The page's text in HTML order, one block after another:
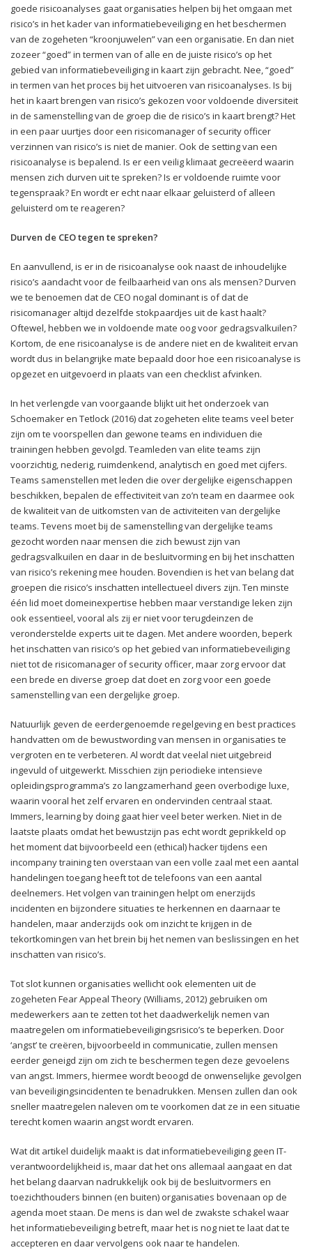
goede risicoanalyses gaat organisaties helpen bij het omgaan met
risico’s in het kader van informatiebeveiliging en het beschermen
van de zogeheten “kroonjuwelen” van een organisatie. En dan niet
zozeer “goed” in termen van of alle en de juiste risico’s op het
gebied van informatiebeveiliging in kaart zijn gebracht. Nee, “goed”
in termen van het proces bij het uitvoeren van risicoanalyses. Is bij
het in kaart brengen van risico’s gekozen voor voldoende diversiteit
in de samenstelling van de groep die de risico’s in kaart brengt? Het
in een paar uurtjes door een risicomanager of security officer
verzinnen van risico’s is niet de manier. Ook de setting van een
risicoanalyse is bepalend. Is er een veilig klimaat gecreëerd waarin
mensen zich durven uit te spreken? Is er voldoende ruimte voor
tegenspraak? En wordt er echt naar elkaar geluisterd of alleen
geluisterd om te reageren?
Durven de CEO tegen te spreken?
En aanvullend, is er in de risicoanalyse ook naast de inhoudelijke
risico’s aandacht voor de feilbaarheid van ons als mensen? Durven
we te benoemen dat de CEO nogal dominant is of dat de
risicomanager altijd dezelfde stokpaardjes uit de kast haalt?
Oftewel, hebben we in voldoende mate oog voor gedragsvalkuilen?
Kortom, de ene risicoanalyse is de andere niet en de kwaliteit ervan
wordt dus in belangrijke mate bepaald door hoe een risicoanalyse is
opgezet en uitgevoerd in plaats van een checklist afvinken.
In het verlengde van voorgaande blijkt uit het onderzoek van
Schoemaker en Tetlock (2016) dat zogeheten elite teams veel beter
zijn om te voorspellen dan gewone teams en individuen die
trainingen hebben gevolgd. Teamleden van elite teams zijn
voorzichtig, nederig, ruimdenkend, analytisch en goed met cijfers.
Teams samenstellen met leden die over dergelijke eigenschappen
beschikken, bepalen de effectiviteit van zo’n team en daarmee ook
de kwaliteit van de uitkomsten van de activiteiten van dergelijke
teams. Tevens moet bij de samenstelling van dergelijke teams
gezocht worden naar mensen die zich bewust zijn van
gedragsvalkuilen en daar in de besluitvorming en bij het inschatten
van risico’s rekening mee houden. Bovendien is het van belang dat
groepen die risico’s inschatten intellectueel divers zijn. Ten minste
één lid moet domeinexpertise hebben maar verstandige leken zijn
ook essentieel, vooral als zij er niet voor terugdeinzen de
veronderstelde experts uit te dagen. Met andere woorden, beperk
het inschatten van risico’s op het gebied van informatiebeveiliging
niet tot de risicomanager of security officer, maar zorg ervoor dat
een brede en diverse groep dat doet en zorg voor een goede
samenstelling van een dergelijke groep.
Natuurlijk geven de eerdergenoemde regelgeving en best practices
handvatten om de bewustwording van mensen in organisaties te
vergroten en te verbeteren. Al wordt dat veelal niet uitgebreid
ingevuld of uitgewerkt. Misschien zijn periodieke intensieve
opleidingsprogramma’s zo langzamerhand geen overbodige luxe,
waarin vooral het zelf ervaren en ondervinden centraal staat.
Immers, learning by doing gaat hier veel beter werken. Niet in de
laatste plaats omdat het bewustzijn pas echt wordt geprikkeld op
het moment dat bijvoorbeeld een (ethical) hacker tijdens een
incompany training ten overstaan van een volle zaal met een aantal
handelingen toegang heeft tot de telefoons van een aantal
deelnemers. Het volgen van trainingen helpt om enerzijds
incidenten en bijzondere situaties te herkennen en daarnaar te
handelen, maar anderzijds ook om inzicht te krijgen in de
tekortkomingen van het brein bij het nemen van beslissingen en het
inschatten van risico’s.
Tot slot kunnen organisaties wellicht ook elementen uit de
zogeheten Fear Appeal Theory (Williams, 2012) gebruiken om
medewerkers aan te zetten tot het daadwerkelijk nemen van
maatregelen om informatiebeveiligingsrisico’s te beperken. Door
‘angst’ te creëren, bijvoorbeeld in communicatie, zullen mensen
eerder geneigd zijn om zich te beschermen tegen deze gevoelens
van angst. Immers, hiermee wordt beoogd de onwenselijke gevolgen
van beveiligingsincidenten te benadrukken. Mensen zullen dan ook
sneller maatregelen naleven om te voorkomen dat ze in een situatie
terecht komen waarin angst wordt ervaren.
Wat dit artikel duidelijk maakt is dat informatiebeveiliging geen IT-
verantwoordelijkheid is, maar dat het ons allemaal aangaat en dat
het belang daarvan nadrukkelijk ook bij de besluitvormers en
toezichthouders binnen (en buiten) organisaties bovenaan op de
agenda moet staan. De mens is dan wel de zwakste schakel waar
het informatiebeveiliging betreft, maar het is nog niet te laat dat te
accepteren en daar vervolgens ook naar te handelen.